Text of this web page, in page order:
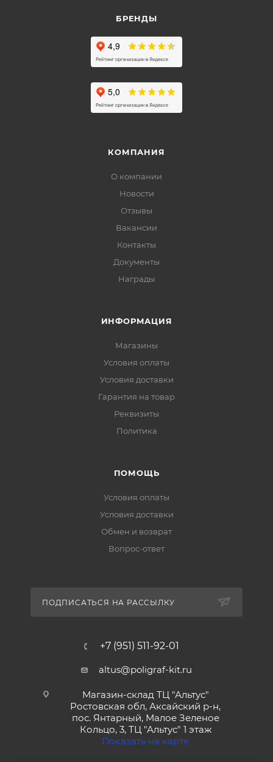
БРЕНДЫ
КОМПАНИЯ
О компании
Новости
Отзывы
Вакансии
Контакты
Документы
Награды
ИНФОРМАЦИЯ
Магазины
Условия оплаты
Условия доставки
Гарантия на товар
Реквизиты
Политика
ПОМОЩЬ
Условия оплаты
Условия доставки
Обмен и возврат
Вопрос-ответ
ПОДПИСАТЬСЯ НА РАССЫЛКУ
+7 (951) 511-92-01
altus@poligraf-kit.ru
Магазин-склад ТЦ "Альтус"
Ростовская обл, Аксайский р-н,
пос. Янтарный, Малое Зеленое
Кольцо, 3, ТЦ "Альтус" 1 этаж
Показать на карте